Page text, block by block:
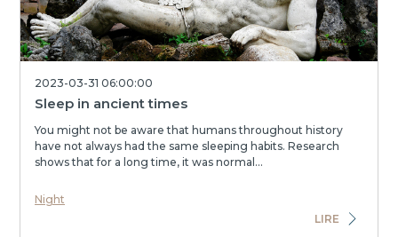
2023-03-31 06:00:00
Sleep in ancient times
You might not be aware that humans throughout history
have not always had the same sleeping habits. Research
shows that for a long time, it was normal...
Night
LIRE